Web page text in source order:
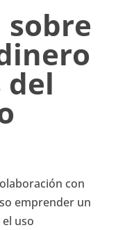
sobre
del
con
emprender un
uso